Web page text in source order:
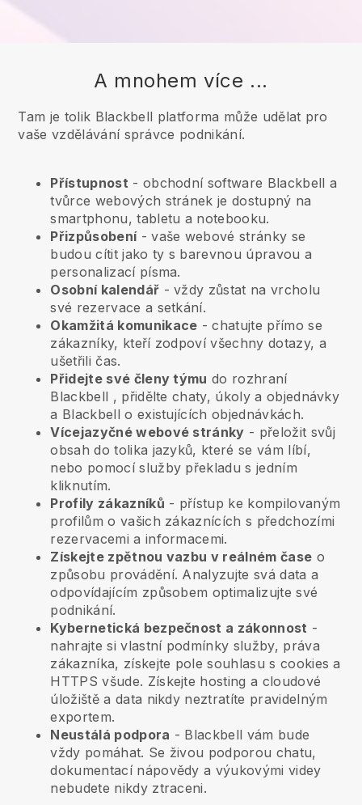
A mnohem více ...
Tam je tolik Blackbell platforma může udělat pro
vaše vzdělávání správce podnikání.
Přístupnost - obchodní software Blackbell a
tvůrce webových stránek je dostupný na
smartphonu, tabletu a notebooku.
Přizpůsobení- vaše webové stránky se
budou cítit jako ty s barevnou úpravou a
personalizací písma.
Osobní kalendář - vždy zůstat na vrcholu
své rezervace a setkání.
Okamžitá komunikace - chatujte přímo se
zákazníky, kteří zodpoví všechny dotazy, a
ušetřili čas.
Přidejte své členy týmu do rozhraní
Blackbell , přidělte chaty, úkoly a objednávky
a Blackbell o existujících objednávkách.
Vícejazyčné webové stránky - přeložit svůj
obsah do tolika jazyků, které se vám líbí,
nebo pomocí služby překladu s jedním
kliknutím.
Profily zákazníků - přístup ke kompilovaným
profilům o vašich zákaznících s předchozími
rezervacemi a informacemi.
Získejte zpětnou vazbu v reálném čase o
způsobu provádění. Analyzujte svá data a
odpovídajícím způsobem optimalizujte své
podnikání.
Kybernetická bezpečnost a zákonnost -
nahrajte si vlastní podmínky služby, práva
zákazníka, získejte pole souhlasu s cookies a
HTTPS všude. Získejte hosting a cloudové
úložiště a data nikdy neztratíte pravidelným
exportem.
Neustálá podpora - Blackbell vám bude
vždy pomáhat. Se živou podporou chatu,
dokumentací nápovědy a výukovými videy
nebudete nikdy ztraceni.